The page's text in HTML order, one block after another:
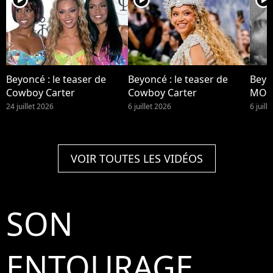
Beyoncé : le teaser de
Cowboy Carter
24 juillet 2026
Beyoncé : le teaser de
Cowboy Carter
6 juillet 2026 6
VOIR TOUTES LES VIDÉOS
SON